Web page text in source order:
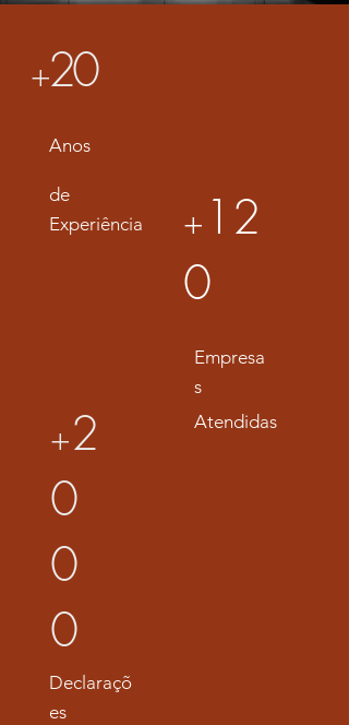
+20
Anos
de
Experiência
+ 12
0
Empresa
s
+2
0
0
0
Atendidas
Declaraçõ
es